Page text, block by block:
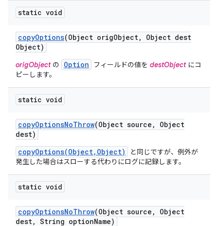
static void
copyOptions(Object origObject,
Object dest
Object)
origObjectの Option フィールドの値を destObjectにコ
ピーします。
static void
copyOptionsNoThrow(Object source ,
Object
dest)
copyOptions(Object,Object)
と同じですが、例外が
発生した場合はスローする代わりにログに記録します。
static void
copyOptionsNoThrow(Object source ,
Object
dest, String optionName)